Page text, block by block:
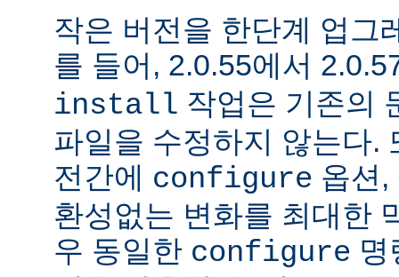
작은 버전을 한단계 업그
를 들어, 2.0.55에서
install 작업은 기존의
파일을 수정하지 않는다.
전간에 configure 옵션,
환성없는 변화를 최대한
우 동일한 configure 명